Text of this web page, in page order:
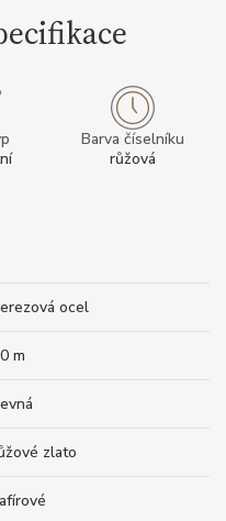
Barva číselníku
růžová
ocel
m
zlato